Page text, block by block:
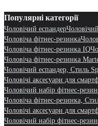
Популярні категорії
Чоловічий еспандер
Чоловіча фітнес-резинка
Чоловіча фітнес-резинка IQ
Чоловіча фітнес-резинка
Чоловічий еспандер, Стиль
Чоловічі аксесуари для
Чоловічий набір фітнес-
Чоловіча фітнес-резинка,
Чоловічі аксесуари для
Чоловічий набір фітнес-